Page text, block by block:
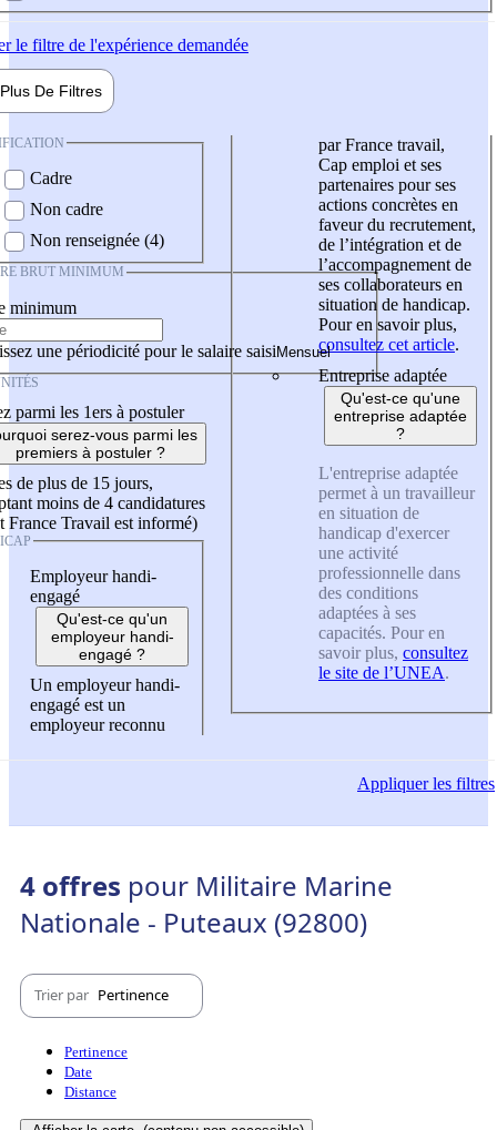
le filtre de l'expérience demandée
Plus De Filtres
Cadre
Non cadre
Non renseignée (4)
BRUT MINIMUM
minimum
une périodicité pour le salaire saisi
parmi les 1ers à postuler
serez-vous parmi les
premiers à postuler ?
de plus de 15 jours,
moins de 4 candidatures
France Travail est informé)
Employeur handi-
engagé
Qu'est-ce qu'un
employeur handi-
engagé ?
Un employeur handi-
engagé est un
employeur reconnu
par France travail,
Cap emploi et ses
partenaires pour ses
actions concrètes en
faveur du recrutement,
de l’intégration et de
l’accompagnement de
ses collaborateurs en
situation de handicap.
Pour en savoir plus,
consultez cet article.
Entreprise adaptée
Qu'est-ce qu'une
entreprise adaptée
?
L'entreprise adaptée
permet à un travailleur
en situation de
handicap d'exercer
une activité
professionnelle dans
des conditions
adaptées à ses
capacités. Pour en
savoir plus, consultez
le site de l’UNEA.
Appliquerles filtres
4 offres pour Militaire Marine
Nationale - Puteaux (92800)
Trier par Pertinence
Pertinence
Date
Distance